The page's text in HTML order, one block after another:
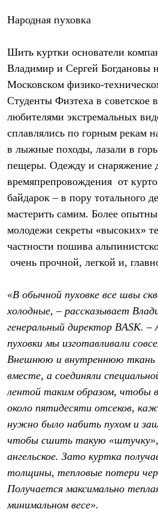
Уход за обувью
Аксессуары
Шапки
Балаклавы и маски
Кепки и бейсболки
Повязки
Шарфы
Панамы
Перчатки и рукавицы
Перчатки
Носки
Полезные аксессуары
Ремни
Шевроны
Опушки
Термоковрики
Уход за одеждой
В Арктику
PEAK
TREK
BASK kids
CITY
BASK juno
ИДЁМ В ПОХОД
Дневник капитана
Каталог дилеров
Баск сегодня
История
Отцы основатели
Баск в вашем городе
Контроль качества
Команда Баск
Сотрудничество
Дилерам
Стать дилером
Корпоративным клиентам
Народная пуховка
Шить куртки основатели
Владимир и Сергей Богдановы
Московском физико-
Студенты Физтеха в
любителями экстремальных
сплавлялись по горным рекам
в лыжные походы, лазали в
пещеры. Одежду и снаряжение
времяпрепровождения от
байдарок – в пору тотального
мастерить самим. Более
молодежи секреты «высоких»
частности пошива
очень прочной, легкой и,
«В обычной пуховке все швы
холодные, – рассказывает
генеральный директор BASK. –
пуховки мы изготавливали
Внешнюю и внутреннюю ткань
вместе, а соединяли
лентой таким образом, чтобы в
около пятидесяти отсеков,
нужно было набить пухом и
чтобы сшить такую
ангельское. Зато куртка
толщины, тепловые потери
Получается максимально
минимальном весе».